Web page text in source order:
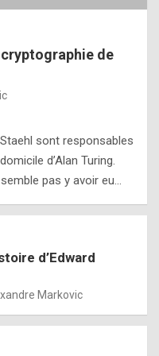
de
sont responsables
d’Alan Turing.
pas y avoir eu…
d’Edward
Markovic